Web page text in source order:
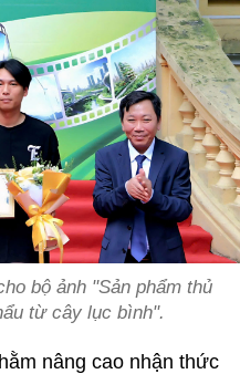
bộ ảnh "Sản phẩm thủ
từ cây lục bình".
nâng cao nhận thức